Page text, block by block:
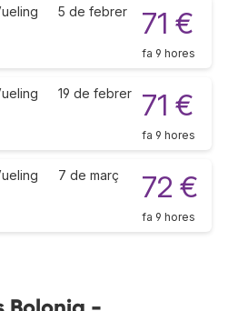
5 de febrer 71 €
fa 9 hores
19 de febrer 71 €
fa 9 hores
7 de març 72 €
fa 9 hores